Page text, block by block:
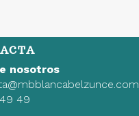
es:
6,29€.
nosotros
49